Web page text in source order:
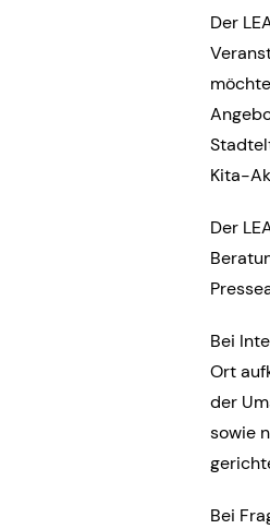
Der
Kita-
Der
Bei
Ort
der
sowie
Bei